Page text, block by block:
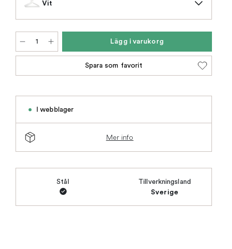
Vit
Lägg i varukorg
Spara som favorit
I webblager
Mer info
Stål Tillverkningsland
Sverige